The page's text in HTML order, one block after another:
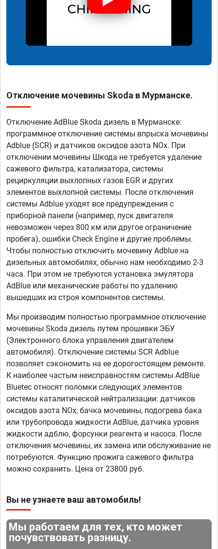
Отключение мочевины Skoda в Мурманске.
Отключение AdBlue Skoda дизель в Мурманске:
программное отключение системы впрыска мочевины
Adblue (SCR) и датчиков оксидов азота NOx. При
отключении мочевины Шкода не требуется удаление
сажевого фильтра, катализатора, системы
рециркуляции выхлопных газов EGR и других
элементов выхлопной системы. После отключения
системы Adblue уходят все предупреждения с
приборной панели (например, пуск двигателя
невозможен через 800 км или другое ограничение
пробега), ошибки Check Engine и другие проблемы.
Чтобы полностью отключить мочевину Adblue на
дизельных автомобилях, обычно нам необходимо 2-3
часа. При этом не требуются установка эмулятора
AdBlue или механические работы по удалению
вышедших из строя компонентов системы.
Мы производим полностью программное отключение
мочевины Skoda дизель путем прошивки ЭБУ
(Электронного блока управления двигателем
автомобиля). Отключение системы SCR Adblue
позволяет сэкономить на ее дорогостоящем ремонте.
К наиболее частым неисправностям системы AdBlue
Bluetec относят поломки следующих элементов
системы каталитической нейтрализации: датчиков
оксидов азота NOx, бачка мочевины, подогрева бака
или трубопровода жидкости AdBlue, датчика уровня
жидкости адблю, форсунки реагента и насоса. После
отключения мочевины, их замена или обслуживание не
потребуются. Функцию прожига сажевого фильтра
можно сохранить. Цена от 23800 руб.
Вы не узнаете ваш автомобиль!
Мы работаем для тех, кто может
почувствовать разницу.